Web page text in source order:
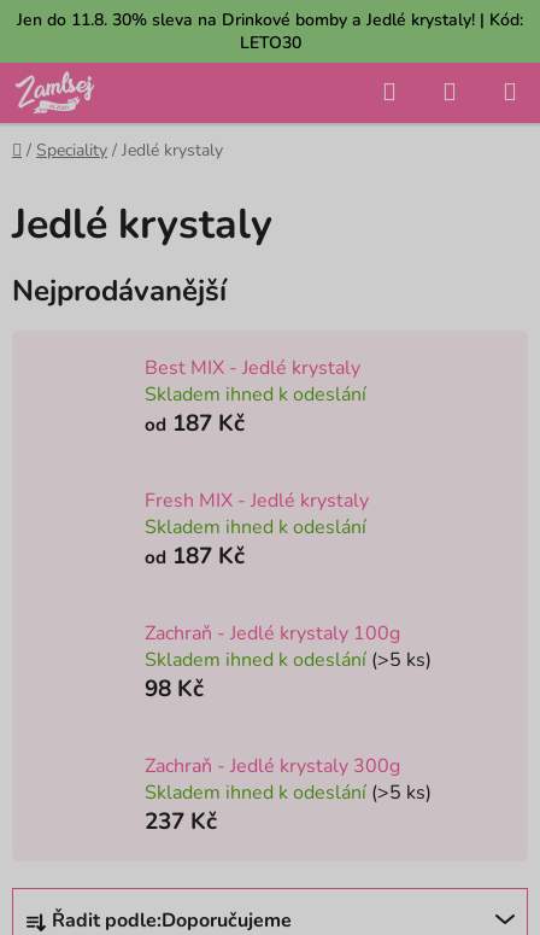
Přejít
obsah
Jen do 11.8. 30% sleva na Drinkové bomby a Jedlé krystaly! | Kód:
LETO30
Hledat
KOŠÍK
Domů
/ Speciality / Jedlé krystaly
Jedlé krystaly
Nejprodávanější
Best MIX - Jedlé krystaly
Skladem ihned k odeslání
od 187 Kč
Fresh MIX - Jedlé krystaly
Skladem ihned k odeslání
od 187 Kč
Zachraň - Jedlé krystaly 100g
Skladem ihned k odeslání (>5 ks)
98 Kč
Zachraň - Jedlé krystaly 300g
Skladem ihned k odeslání (>5 ks)
237 Kč
Ř
Řadit podle:Doporučujeme